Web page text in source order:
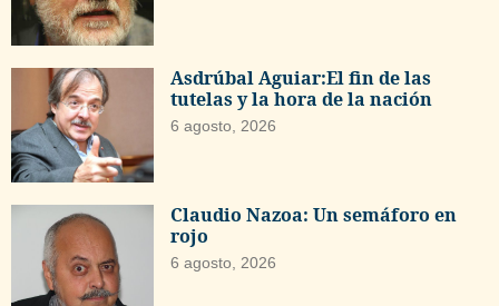
Asdrúbal Aguiar:El fin de las
tutelas y la hora de la nación
6 agosto, 2026
Claudio Nazoa: Un semáforo en
rojo
6 agosto, 2026